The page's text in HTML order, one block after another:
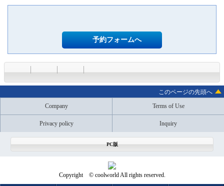
予約フォームへ
このページの先頭へ
Company Terms of Use
Privacy policy Inquiry
PC版
Copyright © coolworld All rights reserved.